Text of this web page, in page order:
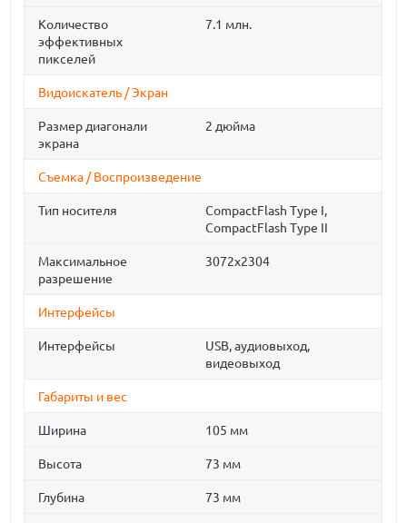
Количество
эффективных
пикселей
7.1 млн.
Видоискатель / Экран
Размер диагонали
экрана
2 дюйма
Съемка / Воспроизведение
Тип носителя
CompactFlash Type I,
CompactFlash Type II
Максимальное
разрешение
3072x2304
Интерфейсы
Интерфейсы
USB, аудиовыход,
видеовыход
Габариты и вес
Ширина 105 мм
Высота 73 мм
Глубина 73 мм